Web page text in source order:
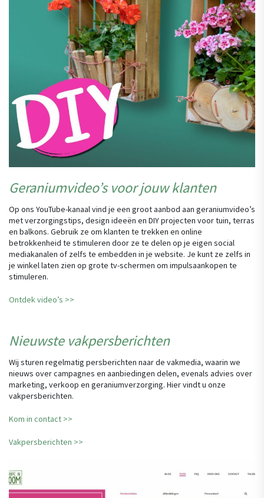
Geraniumvideo’s voor jouw klanten
Op ons YouTube-kanaal vind je een groot aanbod aan geraniumvideo’s
met verzorgingstips, design ideeën en DIY projecten voor tuin, terras
en balkons. Gebruik ze om klanten te trekken en online
betrokkenheid te stimuleren door ze te delen op je eigen social
mediakanalen of zelfs te embedden in je website. Je kunt ze zelfs in
je winkel laten zien op grote tv-schermen om impulsaankopen te
stimuleren.
Ontdek video’s >>
Nieuwste vakpersberichten
Wij sturen regelmatig persberichten naar de vakmedia, waarin we
nieuws over campagnes en aanbiedingen delen, evenals advies over
marketing, verkoop en geraniumverzorging. Hier vindt u onze
vakpersberichten.
Kom in contact >>
Vakpersberichten >>